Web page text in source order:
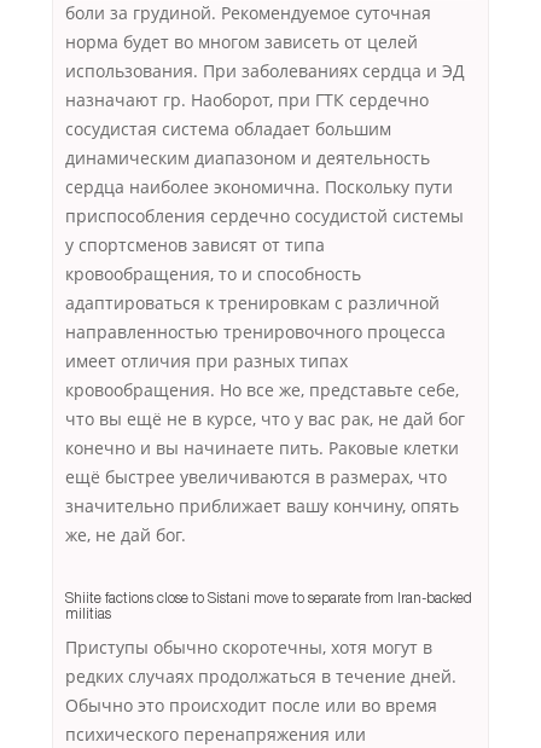
боли за грудиной. Рекомендуемое суточная
норма будет во многом зависеть от целей
использования. При заболеваниях сердца и ЭД
назначают гр. Наоборот, при ГТК сердечно
сосудистая система обладает большим
динамическим диапазоном и деятельность
сердца наиболее экономична. Поскольку пути
приспособления сердечно сосудистой системы
у спортсменов зависят от типа
кровообращения, то и способность
адаптироваться к тренировкам с различной
направленностью тренировочного процесса
имеет отличия при разных типах
кровообращения. Но все же, представьте себе,
что вы ещё не в курсе, что у вас рак, не дай бог
конечно и вы начинаете пить. Раковые клетки
ещё быстрее увеличиваются в размерах, что
значительно приближает вашу кончину, опять
же, не дай бог.
Shiite factions close to Sistani move to separate from Iran-backed
militias
Приступы обычно скоротечны, хотя могут в
редких случаях продолжаться в течение дней.
Обычно это происходит после или во время
психического перенапряжения или